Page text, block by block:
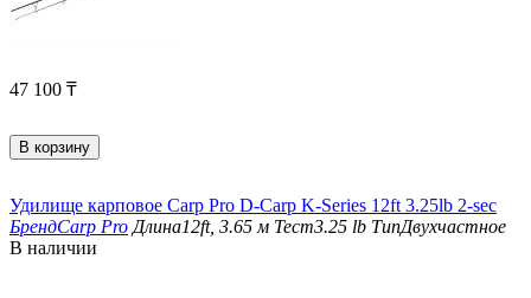
47 100 ₸
В корзину
Удилище карповое Carp Pro D-Carp K-Series 12ft 3.25lb 2-sec
БрендCarp Pro Длина12ft, 3.65 м Тест3.25 lb ТипДвухчастное
В наличии